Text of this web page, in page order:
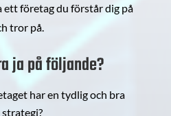
ett företag du förstår dig på
tror på.
ja på följande?
har en tydlig och bra
strategi?